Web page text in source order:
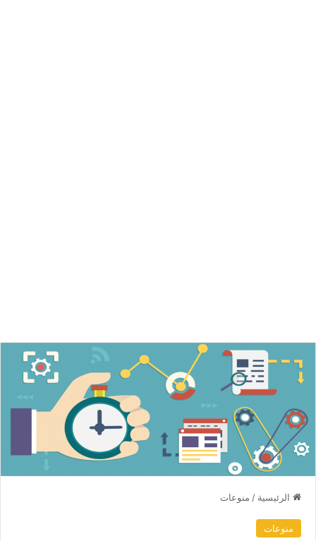
الرئيسية / منوعات
منوعات